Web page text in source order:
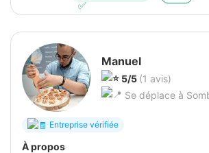
Manuel
5/5 (1 avis)
Se déplace à
Entreprise vérifiée
À propos